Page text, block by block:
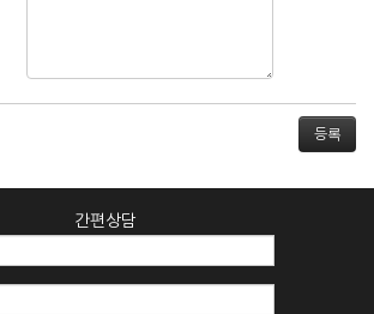
한 ID는 변경할 수 없으며, 회원 1인당 한 개
다. 부득이한 경우로 인해 변경하고자 하는 경
할 수 있으며, 실명으로 등록하지 않은 자의 일
위로 기재하여 신청할 경우
는 이용자가 신청할 경우
이용을 방해하거나, 정보를 도용한 경우
활동 또는 부정한 용도로 본 서비스를 이용할
간편상담